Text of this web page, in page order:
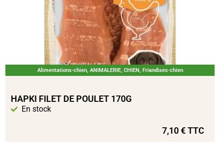
Alimentations-chien, ANIMALERIE, CHIEN, Friandises-chien
HAPKI FILET DE POULET 170G
En stock
7,10€TTC